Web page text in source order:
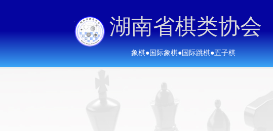
象棋●国际象棋●国际跳棋●五子棋
湖南省棋类协会